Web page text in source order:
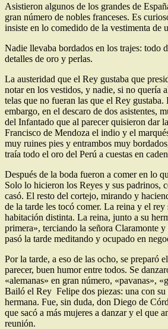
Asistieron algunos de los grandes de
gran número de nobles franceses. Es
insiste en lo comedido de la vestimenta de
Nadie llevaba bordados en los trajes: todo
detalles de oro y perlas.
La austeridad que el Rey gustaba que
notar en los vestidos, y nadie, si no quería
telas que no fueran las que el Rey
embargo, en el descaro de dos asistentes,
del Infantado que al parecer quisieron dar
Francisco de Mendoza el indio y el
muy ruines pies y en­trambos muy
traía todo el oro del Perú a cuestas en
Después de la boda fueron a comer en lo
Solo lo hicieron los Reyes y sus padrinos,
casó. El resto del cortejo, mirando y
de la tarde les tocó comer. La reina y el rey
habitación distinta. La reina, junto a su
primera», terciando la señora Claramonte
pasó la tarde meditando y ocupado en
Por la tarde, a eso de las ocho, se preparó
parecer, buen humor entre todos. Se
«alemanas»­ en gran número, «pavanas»,
Bailó el Rey Felipe dos piezas: una con su
hermana. Fue, sin duda, don Diego de
que sacó a más mujeres a danzar y el que
reunión.